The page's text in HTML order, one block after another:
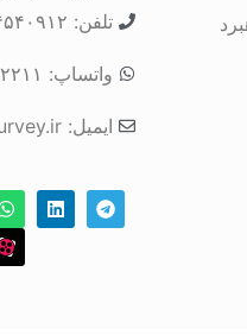
تلفن: ۴۴۵۴۰۹۱۲ - ۰۲۱
واتساپ: ۰۹۳۳۱۳۸۲۲۱۱
ایمیل: HR@isurvey.ir